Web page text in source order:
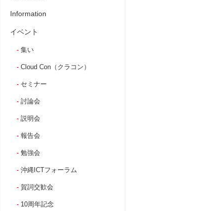
Information
イベント
集い
Cloud Con（クラコン）
セミナー
討論会
説明会
報告会
勉強会
沖縄ICTフォーラム
賀詞交歓会
10周年記念